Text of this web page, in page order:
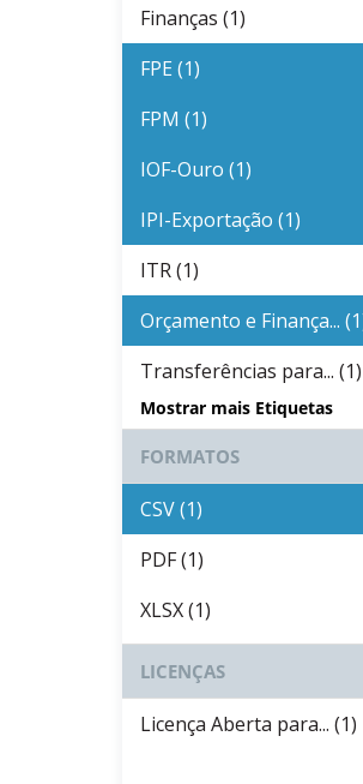
Finanças (1)
FPE (1)
FPM (1)
IOF-Ouro (1)
IPI-Exportação (1)
ITR (1)
Orçamento e Finança...
Transferências para... (1)
Mostrar mais Etiquetas
FORMATOS
CSV (1)
PDF (1)
XLSX (1)
LICENÇAS
Licença Aberta para... (1)